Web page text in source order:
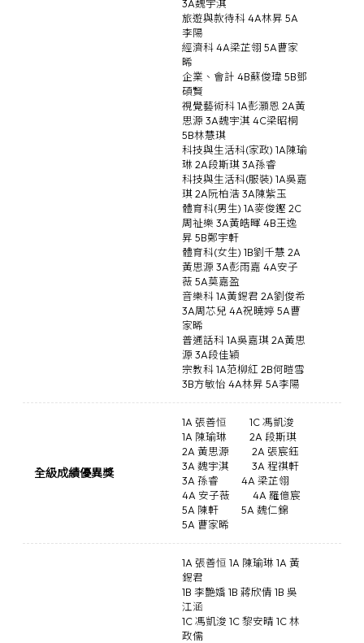
3A魏宇淇
旅遊與款待科 4A林昇 5A
李陽
經濟科 4A梁芷翎 5A曹家
晞
企業、會計 4B蘇俊瑋 5B鄧
碩賢
視覺藝術科 1A彭灝恩 2A黃
思源 3A魏宇淇 4C梁昭桐
5B林慧琪
科技與生活科(家政) 1A陳瑜
琳 2A段斯琪 3A孫睿
科技與生活科(服裝) 1A吳嘉
琪 2A阮柏浩 3A陳紫玉
體育科(男生) 1A麥俊鏗 2C
周祉樂 3A黃皓暉 4B王逸
昇 5B鄭宇軒
體育科(女生) 1B劉千慧 2A
黃思源 3A彭雨嘉 4A安子
薇 5A莫嘉盈
音樂科 1A黃錫君 2A劉俊希
3A周芯兒 4A祝曉婷 5A曹
家晞
普通話科 1A吳嘉琪 2A黃思
源 3A段佳穎
宗教科 1A范柳紅 2B何暟雪
3B方敏怡 4A林昇 5A李陽
全級成績優異獎
1A 張善恒
1C 馮凱浚
1A 陳瑜琳
2A 段斯琪
2A 黃思源
2A 張宸鈺
3A 魏宇淇
3A 程祺軒
3A 孫睿
4A 梁芷翎
4A 安子薇
4A 羅億宸
5A 陳軒
5A 魏仁錦
5A 曹家晞
1A 張善恒 1A 陳瑜琳 1A 黃
錫君
1B 李艷嬌 1B 蔣欣倩 1B 吳
江涵
1C 馮凱浚 1C 黎安晴 1C 林
政儒